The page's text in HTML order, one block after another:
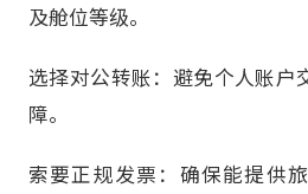
及舱位等级。
选择对公转账：避免个人账户
障。
索要正规发票：确保能提供